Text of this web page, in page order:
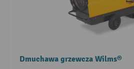
Dmuchawa grzewcza Wilms®